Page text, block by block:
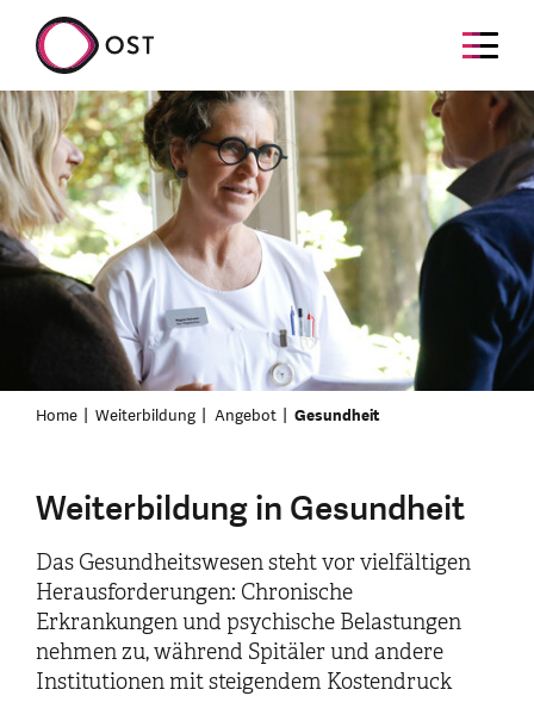
Home Weiterbildung Angebot Gesundheit
Weiterbildung in Gesundheit
Das Gesundheitswesen steht vor vielfältigen
Herausforderungen: Chronische
Erkrankungen und psychische Belastungen
nehmen zu, während Spitäler und andere
Institutionen mit steigendem Kostendruck